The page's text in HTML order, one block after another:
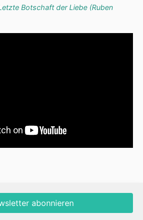
Botschaft der Liebe (Ruben
abonnieren